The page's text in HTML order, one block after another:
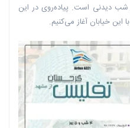
شب دیدنی است. پیاده‌روی در این
خیابان آغاز می‌کنیم.